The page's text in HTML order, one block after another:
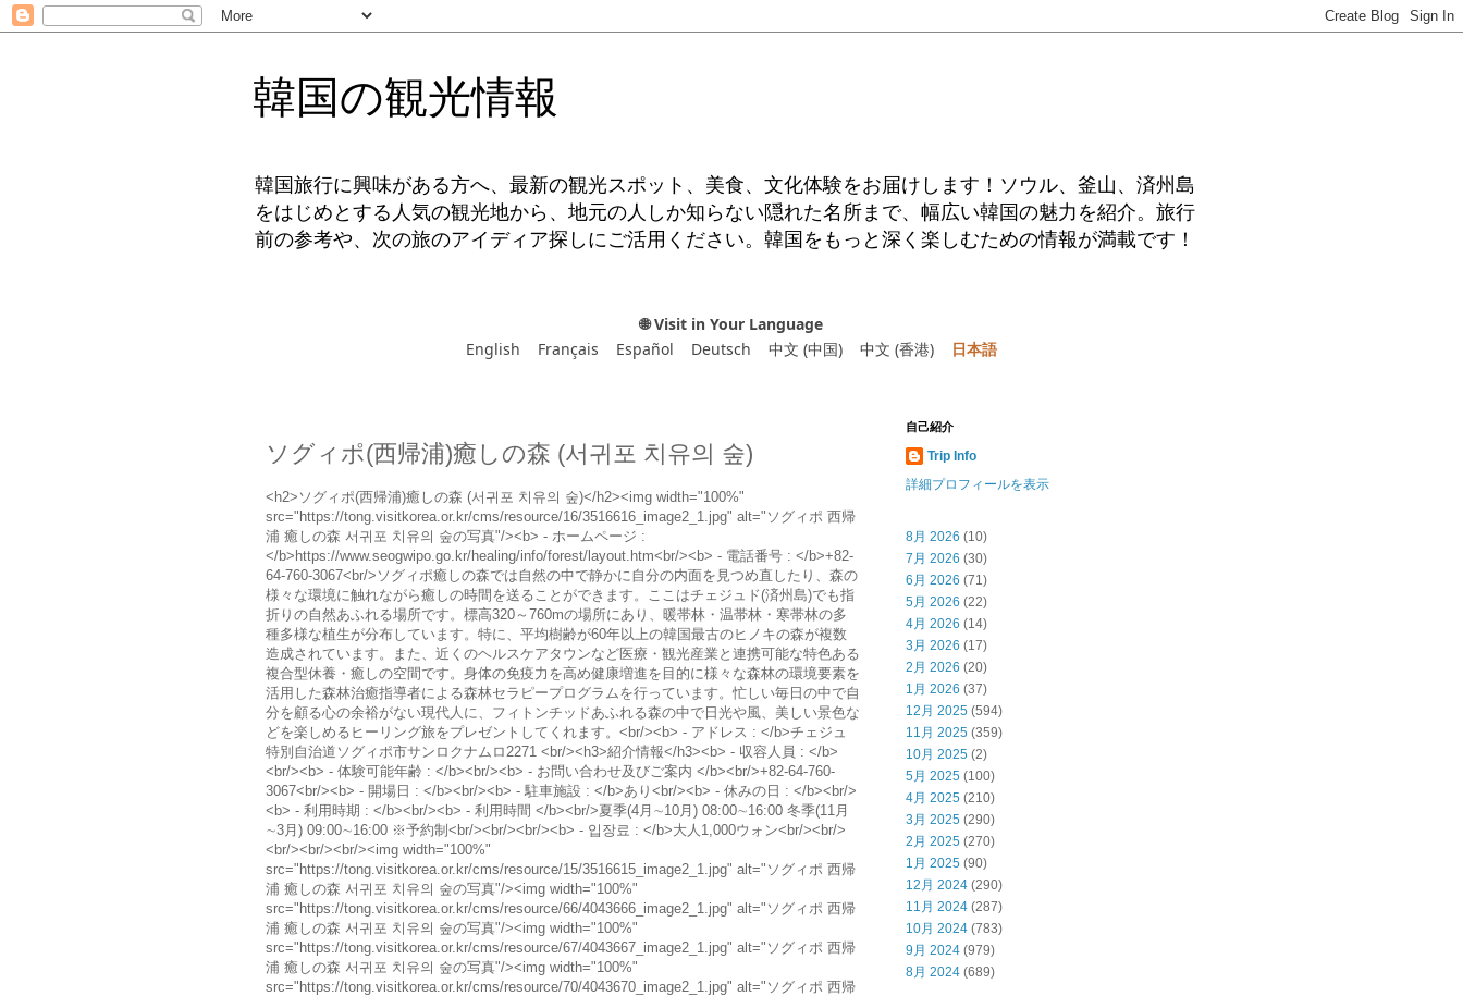
韓国の観光情報
韓国旅行に興味がある方へ、最新の観光スポット、美食、文化体験をお届けします！ソウル、釜山、済州島
をはじめとする人気の観光地から、地元の人しか知らない隠れた名所まで、幅広い韓国の魅力を紹介。旅行
前の参考や、次の旅のアイディア探しにご活用ください。韓国をもっと深く楽しむための情報が満載です！
🌐 Visit in Your Language
English
Français Español Deutsch 中文 (中国) 中文 (香港) 日本語
ソグィポ(西帰浦)癒しの森 (서귀포 치유의 숲)
<h2>ソグィポ(西帰浦)癒しの森 (서귀포 치유의 숲)</h2><img width="100%"
src="https://tong.visitkorea.or.kr/cms/resource/16/3516616_image2_1.jpg" alt="ソグィポ 西帰
浦 癒しの森 서귀포 치유의 숲の写真"/><b> - ホームページ :
</b>https://www.seogwipo.go.kr/healing/info/forest/layout.htm<br/><b> - 電話番号 : </b>+82-
64-760-3067<br/>ソグィポ癒しの森では自然の中で静かに自分の内面を見つめ直したり、森の
様々な環境に触れながら癒しの時間を送ることができます。ここはチェジュド(済州島)でも指
折りの自然あふれる場所です。標高320～760mの場所にあり、暖帯林・温帯林・寒帯林の多
種多様な植生が分布しています。特に、平均樹齢が60年以上の韓国最古のヒノキの森が複数
造成されています。また、近くのヘルスケアタウンなど医療・観光産業と連携可能な特色ある
複合型休養・癒しの空間です。身体の免疫力を高め健康増進を目的に様々な森林の環境要素を
活用した森林治癒指導者による森林セラピープログラムを行っています。忙しい毎日の中で自
分を顧る心の余裕がない現代人に、フィトンチッドあふれる森の中で日光や風、美しい景色な
どを楽しめるヒーリング旅をプレゼントしてくれます。<br/><b> - アドレス : </b>チェジュ
特別自治道ソグィポ市サンロクナムロ2271 <br/><h3>紹介情報</h3><b> - 収容人員 : </b>
<br/><b> - 体験可能年齢 : </b><br/><b> - お問い合わせ及びご案内 </b><br/>+82-64-760-
3067<br/><b> - 開場日 : </b><br/><b> - 駐車施設 : </b>あり<br/><b> - 休みの日 : </b><br/>
<b> - 利用時期 : </b><br/><b> - 利用時間 </b><br/>夏季(4月∼10月) 08:00∼16:00 冬季(11月
∼3月) 09:00∼16:00 ※予約制<br/><br/><br/><b> - 입장료 : </b>大人1,000ウォン<br/><br/>
<br/><br/><br/><img width="100%"
src="https://tong.visitkorea.or.kr/cms/resource/15/3516615_image2_1.jpg" alt="ソグィポ 西帰
浦 癒しの森 서귀포 치유의 숲の写真"/><img width="100%"
src="https://tong.visitkorea.or.kr/cms/resource/66/4043666_image2_1.jpg" alt="ソグィポ 西帰
浦 癒しの森 서귀포 치유의 숲の写真"/><img width="100%"
src="https://tong.visitkorea.or.kr/cms/resource/67/4043667_image2_1.jpg" alt="ソグィポ 西帰
浦 癒しの森 서귀포 치유의 숲の写真"/><img width="100%"
src="https://tong.visitkorea.or.kr/cms/resource/70/4043670_image2_1.jpg" alt="ソグィポ 西帰
自己紹介
Trip Info
詳細プロフィールを表示
8月 2026 (10)
7月 2026 (30)
6月 2026 (71)
5月 2026 (22)
4月 2026 (14)
3月 2026 (17)
2月 2026 (20)
1月 2026 (37)
12月 2025 (594)
11月 2025 (359)
10月 2025 (2)
5月 2025 (100)
4月 2025 (210)
3月 2025 (290)
2月 2025 (270)
1月 2025 (90)
12月 2024 (290)
11月 2024 (287)
10月 2024 (783)
9月 2024 (979)
8月 2024 (689)